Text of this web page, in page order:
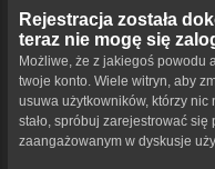
Rejestracja została
teraz nie mogę się
Możliwe, że z jakiegoś powodu
twoje konto. Wiele witryn, aby
usuwa użytkowników, którzy nic
stało, spróbuj zarejestrować
zaangażowanym w dyskusje